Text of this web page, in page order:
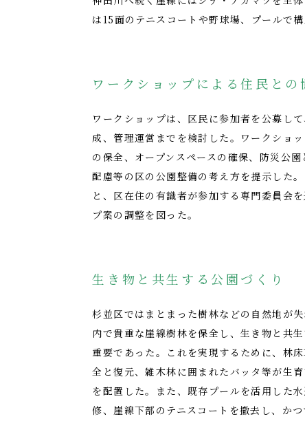
は15面のテニスコートや野球場、プールで構
ワークショップによる住民との
ワークショップは、区民に参加者を公募し
成、管理運営までを検討した。ワークショ
の保全、オープンスペースの確保、防災公
配慮等の区の公園整備の考え方を提示した
と、区在住の有識者が参加する専門委員会
プ案の調整を図った。
生き物と共生する公園づくり
杉並区ではまとまった樹林などの自然地が
内で貴重な崖線樹林を保全し、生き物と共
重要であった。これを実現するために、林
全と復元、雑木林に囲まれたバッタ等が生
を配置した。また、既存プールを活用した
修、崖線下部のテニスコートを撤去し、か